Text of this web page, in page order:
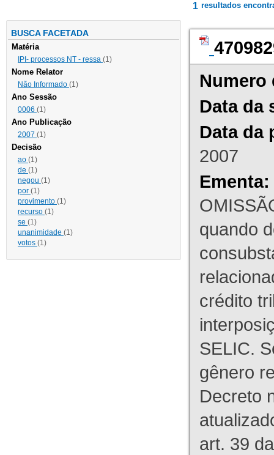
BUSCA FACETADA
Matéria
IPI- processos NT - ressa (1)
Nome Relator
Não Informado (1)
Ano Sessão
0006 (1)
Ano Publicação
2007 (1)
Decisão
ao (1)
de (1)
negou (1)
por (1)
provimento (1)
recurso (1)
se (1)
unanimidade (1)
votos (1)
1 resultados
Numero
Data da
Data da
2007
Ementa:
quando
crédito
SELIC.
gênero
Decreto
art. 39